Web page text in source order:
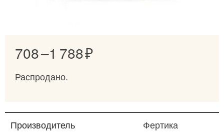
708 –1 788
Распродано.
Производитель
Фертика